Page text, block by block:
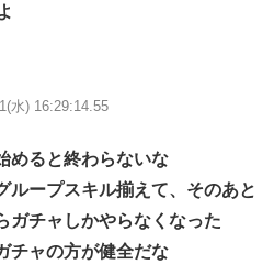
水) 16:29:14.55
めると終わらないな
ループスキル揃えて、そのあと
ガチャしかやらなくなった
チャの方が健全だな